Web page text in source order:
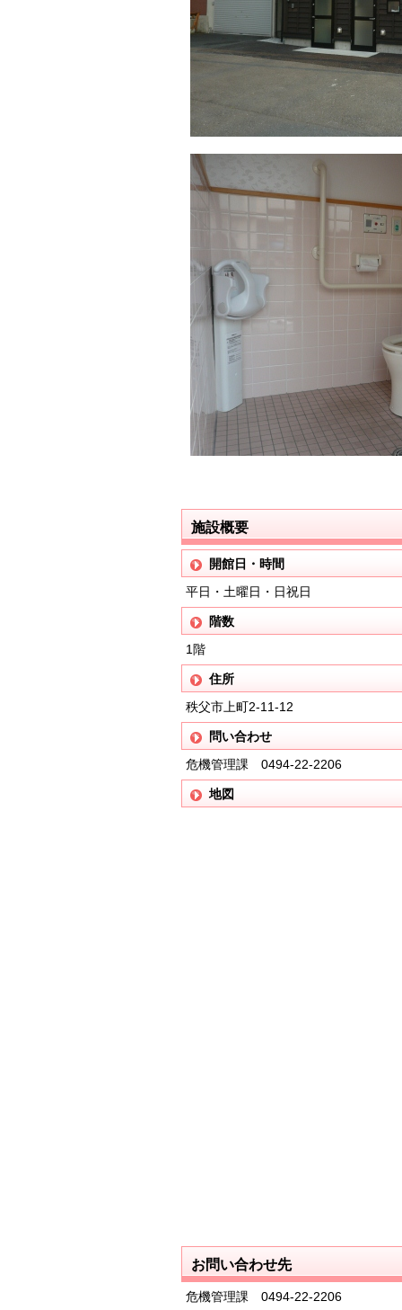
施設概要
開館日・時間
平日・土曜日・日祝日
階数
1階
住所
秩父市上町2-11-12
問い合わせ
危機管理課 0494-22-2206
地図
お問い合わせ先
危機管理課 0494-22-2206